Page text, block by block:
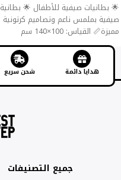
🌟 بطانيات صيفية للأطفال 🌟 بطانية
صيفية بملمس ناعم وتصاميم كرتونية
مميزة📏 القياس: 100×140 سم
هدايا دائمة شحن سريع
جميع التصنيفات